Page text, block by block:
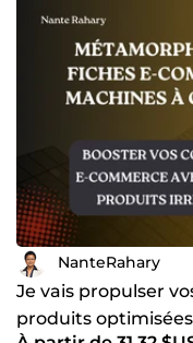
NanteRahary
Je vais propulser
produits